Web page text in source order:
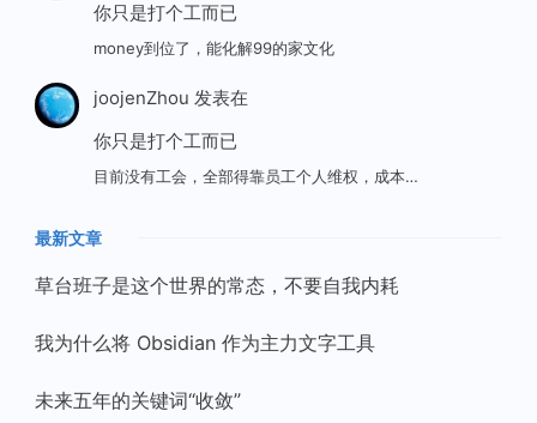
你只是打个工而已
money到位了，能化解99的家文化
joojenZhou 发表在
你只是打个工而已
目前没有工会，全部得靠员工个人维权，成本…
最新文章
草台班子是这个世界的常态，不要自我内耗
我为什么将 Obsidian 作为主力文字工具
未来五年的关键词“收敛”